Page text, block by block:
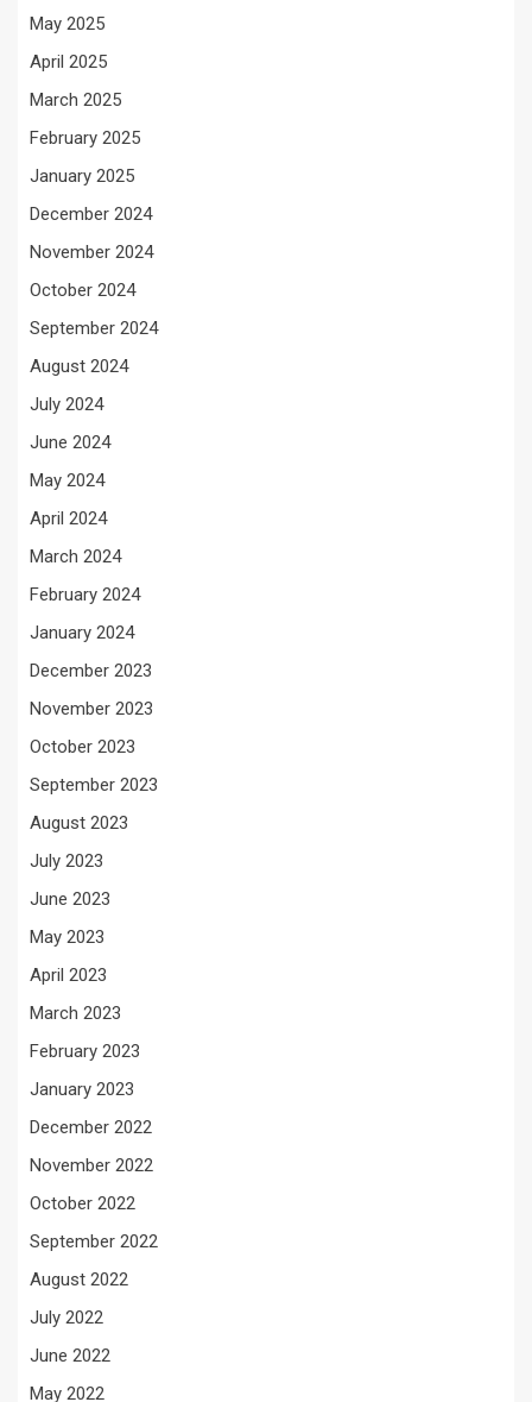
May 2025
April 2025
March 2025
February 2025
January 2025
December 2024
November 2024
October 2024
September 2024
August 2024
July 2024
June 2024
May 2024
April 2024
March 2024
February 2024
January 2024
December 2023
November 2023
October 2023
September 2023
August 2023
July 2023
June 2023
May 2023
April 2023
March 2023
February 2023
January 2023
December 2022
November 2022
October 2022
September 2022
August 2022
July 2022
June 2022
May 2022